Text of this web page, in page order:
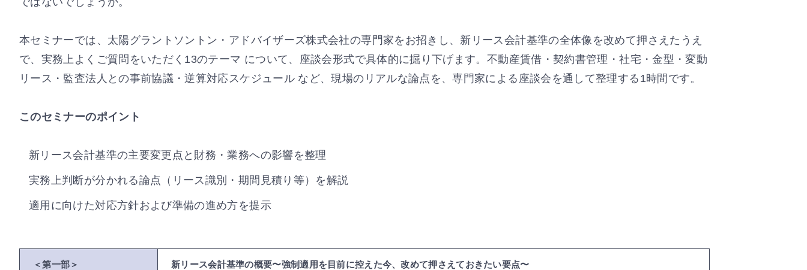
本セミナーでは、太陽グラントソントン・アドバイザーズ株式会社の専門家をお招きし、新リース会計基準の全体像を改めて押さえたうえ
で、実務上よくご質問をいただく13のテーマ について、座談会形式で具体的に掘り下げます。不動産賃借・契約書管理・社宅・金型・変動
リース・監査法人との事前協議・逆算対応スケジュール など、現場のリアルな論点を、専門家による座談会を通して整理する1時間です。
このセミナーのポイント
新リース会計基準の主要変更点と財務・業務への影響を整理
実務上判断が分かれる論点（リース識別・期間見積り等）を解説
適用に向けた対応方針および準備の進め方を提示
＜第一部＞ 新リース会計基準の概要〜強制適用を目前に控えた今、改めて押さえておきたい要点〜